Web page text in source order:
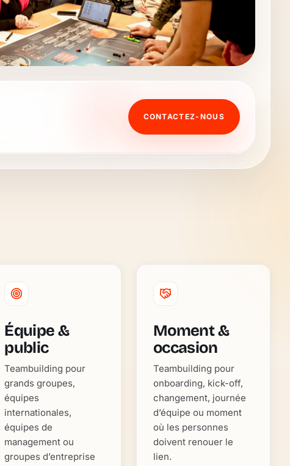
CONTACTEZ-NOUS
Équipe &
public
Teambuilding pour
grands groupes,
équipes
internationales,
équipes de
management ou
groupes d’entreprise
Moment &
occasion
Teambuilding pour
onboarding, kick-off,
changement, journée
d’équipe ou moment
où les personnes
doivent renouer le
lien.